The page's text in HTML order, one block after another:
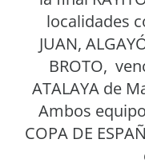
localidades
JUAN,
BROTO,
ATALAYA de
Ambos
COPA DE